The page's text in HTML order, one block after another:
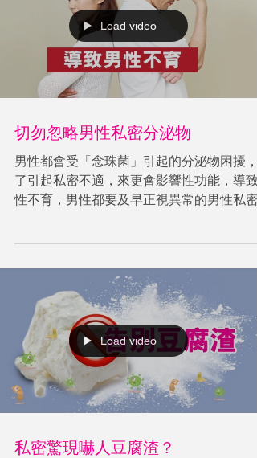
Load video
切勿忽略男性私密分泌物
男性都會受「念珠菌」引起的分泌物困擾，
了引起私密不適，來更會影響性功能，導致
性不育，男性都要及早正視異常的男性私密
Load video
私密驚現嚇人豆腐渣？